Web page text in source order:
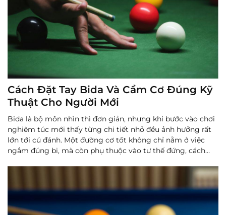
Cách Đặt Tay Bida Và Cầm Cơ Đúng Kỹ
Thuật Cho Người Mới
Bida là bộ môn nhìn thì đơn giản, nhưng khi bước vào chơi
nghiêm túc mới thấy từng chi tiết nhỏ đều ảnh hưởng rất
lớn tới cú đánh. Một đường cơ tốt không chỉ nằm ở việc
ngắm đúng bi, mà còn phụ thuộc vào tư thế đứng, cách